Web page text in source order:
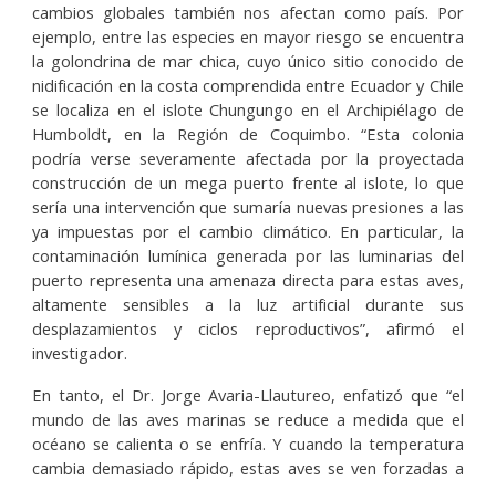
cambios globales también nos afectan como país. Por
ejemplo, entre las especies en mayor riesgo se encuentra
la golondrina de mar chica, cuyo único sitio conocido de
nidificación en la costa comprendida entre Ecuador y Chile
se localiza en el islote Chungungo en el Archipiélago de
Humboldt, en la Región de Coquimbo. “Esta colonia
podría verse severamente afectada por la proyectada
construcción de un mega puerto frente al islote, lo que
sería una intervención que sumaría nuevas presiones a las
ya impuestas por el cambio climático. En particular, la
contaminación lumínica generada por las luminarias del
puerto representa una amenaza directa para estas aves,
altamente sensibles a la luz artificial durante sus
desplazamientos y ciclos reproductivos”, afirmó el
investigador.
En tanto, el Dr. Jorge Avaria-Llautureo, enfatizó que “el
mundo de las aves marinas se reduce a medida que el
océano se calienta o se enfría. Y cuando la temperatura
cambia demasiado rápido, estas aves se ven forzadas a